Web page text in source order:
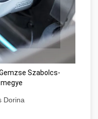
Szabolcs-
Dorina